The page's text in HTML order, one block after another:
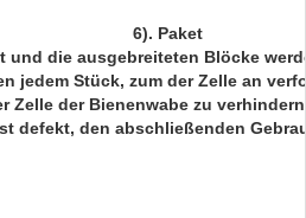
6). Paket
und die ausgebreiteten Blöcke
jedem Stück, zum der Zelle an
Zelle der Bienenwabe zu
defekt, den abschließenden